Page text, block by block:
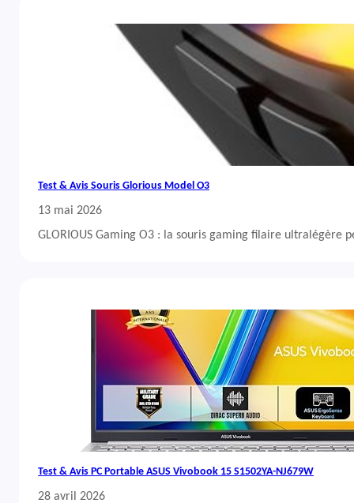
Test & Avis Souris Glorious Model O3
13 mai 2026
GLORIOUS Gaming O3 : la souris gaming filaire ultralégère
Test & Avis PC Portable ASUS Vivobook 15 S1502YA-NJ679W
28 avril 2026